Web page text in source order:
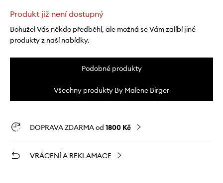
Produkt již není dostupný
Bohužel Vás někdo předběhl, ale možná se Vám zalíbí jiné
produkty z naší nabídky.
Podobné produkty
Všechny produkty By Malene Birger
DOPRAVA ZDARMA od 1800 Kč
VRÁCENÍ A REKLAMACE